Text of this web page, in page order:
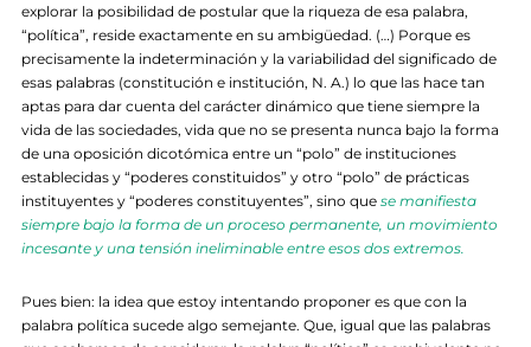
explorar la posibilidad de postular que la riqueza de esa palabra,
“política”, reside exactamente en su ambigüedad. (…) Porque es
precisamente la indeterminación y la variabilidad del significado de
esas palabras (constitución e institución, N. A.) lo que las hace tan
aptas para dar cuenta del carácter dinámico que tiene siempre la
vida de las sociedades, vida que no se presenta nunca bajo la forma
de una oposición dicotómica entre un “polo” de instituciones
establecidas y “poderes constituidos” y otro “polo” de prácticas
instituyentes y “poderes constituyentes”, sino que se manifiesta
siempre bajo la forma de un proceso permanente, un movimiento
incesante y una tensión ineliminable entre esos dos extremos.
Pues bien: la idea que estoy intentando proponer es que con la
palabra política sucede algo semejante. Que, igual que las palabras